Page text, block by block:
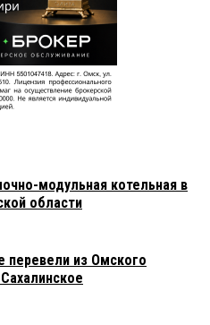
модульная котельная в
области
из Омского